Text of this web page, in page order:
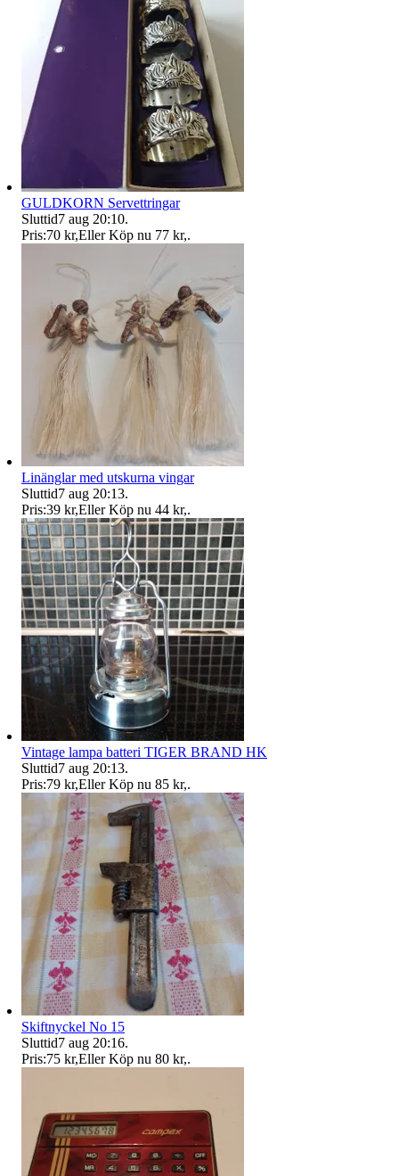
GULDKORN Servettringar
Sluttid7 aug 20:10.
Pris:70 kr,Eller Köp nu 77 kr,.
Linänglar med utskurna vingar
Sluttid7 aug 20:13.
Pris:39 kr,Eller Köp nu 44 kr,.
Vintage lampa batteri TIGER BRAND HK
Sluttid7 aug 20:13.
Pris:79 kr,Eller Köp nu 85 kr,.
Skiftnyckel No 15
Sluttid7 aug 20:16.
Pris:75 kr,Eller Köp nu 80 kr,.